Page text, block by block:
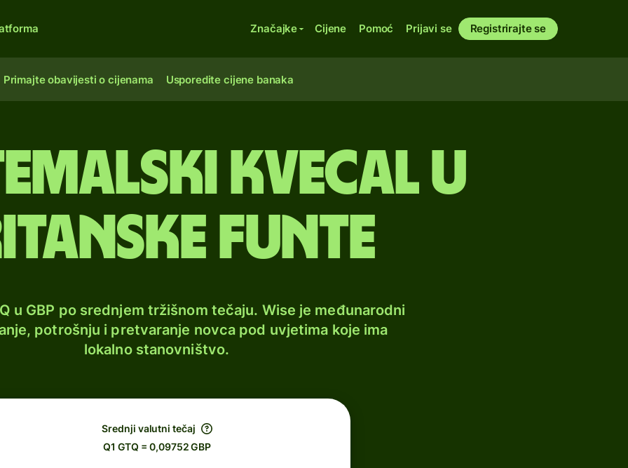
Značajke Cijene Pomoć Prijavi se Registrirajte se
Primajte obavijesti o cijenama Usporedite cijene banaka
kvecal u
funte
u GBP po srednjem tržišnom tečaju. Wise je međunarodni
potrošnju i pretvaranje novca pod uvjetima koje ima
lokalno stanovništvo.
Srednji valutni tečaj
Q1 GTQ = 0,09752 GBP